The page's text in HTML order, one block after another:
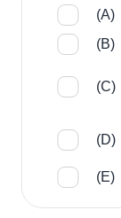
(A)
(B)
(C)
(D)
(E)